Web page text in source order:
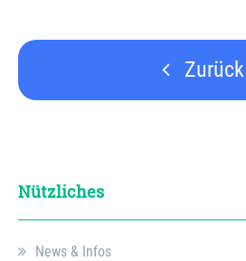
Zurück
Nützliches
News & Infos